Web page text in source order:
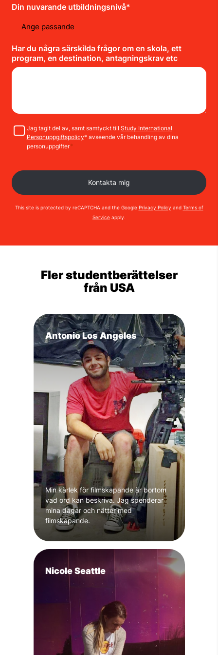
Din nuvarande utbildningsnivå*
Har du några särskilda frågor om en skola, ett
program, en destination, antagningskrav etc
Samtycke
Jag tagit del av, samt samtyckt till Study International
Personuppgiftspolicy* avseende vår behandling av dina
personuppgifter*
This site is protected by reCAPTCHA and the Google Privacy Policy and Terms of
Service apply.
Fler studentberättelser
från USA
Antonio Los Angeles
Min kärlek för filmskapande är bortom
vad ord kan beskriva. Jag spenderar
mina dagar och nätter med
filmskapande.
Nicole Seattle